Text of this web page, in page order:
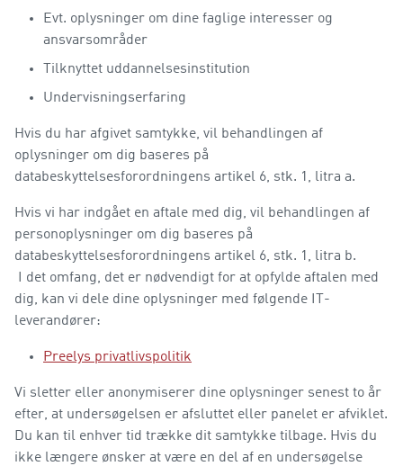
Evt. oplysninger om dine faglige interesser og
ansvarsområder
Tilknyttet uddannelsesinstitution
Undervisningserfaring
Hvis du har afgivet samtykke, vil behandlingen af
oplysninger om dig baseres på
databeskyttelsesforordningens artikel 6, stk. 1, litra a.
Hvis vi har indgået en aftale med dig, vil behandlingen af
personoplysninger om dig baseres på
databeskyttelsesforordningens artikel 6, stk. 1, litra b.
I det omfang, det er nødvendigt for at opfylde aftalen med
dig, kan vi dele dine oplysninger med følgende IT-
leverandører:
Preelys privatlivspolitik
Vi sletter eller anonymiserer dine oplysninger senest to år
efter, at undersøgelsen er afsluttet eller panelet er afviklet.
Du kan til enhver tid trække dit samtykke tilbage. Hvis du
ikke længere ønsker at være en del af en undersøgelse